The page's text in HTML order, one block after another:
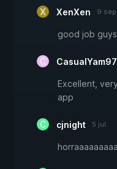
XenXen 9 sep.
good job guys
Excellent,
app
cjnight 5 jul.